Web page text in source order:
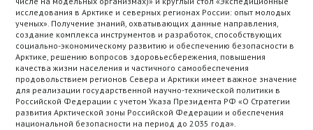
исследования в Арктике и северных регионах России: опыт молодых
ученых». Получение знаний, охватывающих данные направления,
создание комплекса инструментов и разработок, способствующих
социально-экономическому развитию и обеспечению безопасности в
Арктике, решению вопросов здоровьесбережения, повышения
качества жизни населения и частичного самообеспечения
продовольствием регионов Севера и Арктики имеет важное значение
для реализации государственной научно-технической политики в
Российской Федерации с учетом Указа Президента РФ «О Стратегии
развития Арктической зоны Российской Федерации и обеспечения
национальной безопасности на период до 2035 года».